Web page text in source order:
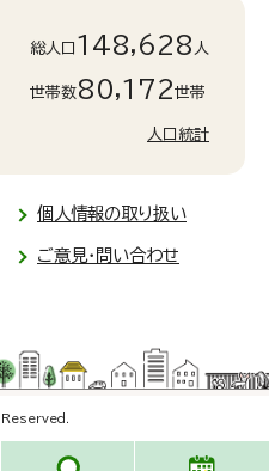
総人口 148,628 人
世帯数80,172世帯
人口統計
個人情報の取り扱い
ご意見・問い合わせ